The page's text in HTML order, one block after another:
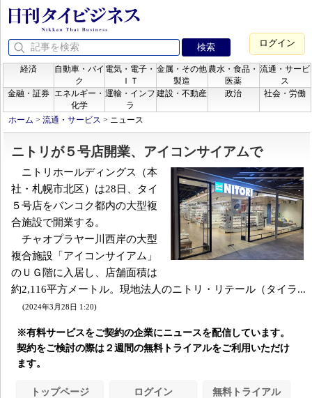
ログイン
経済
自動車・バイ
ク
電気・電子・
ＩＴ
金属・その他
製造
農水・食品・
医薬
流通・サービ
ス
金融・証券
エネルギー・
化学
運輸・インフ
ラ
建設・不動産 政治 社会・労働
ホーム > 流通・サービス > ニュース
ニトリが５号店開業、アイコンサイアムで
ニトリホールディングス（本
社・札幌市北区）は28日、タイ
５号店をバンコク都内の大型複
合施設で開業する。
チャオプラヤー川西岸の大型
複合施設「アイコンサイアム」
のＵＧ階に入居し、店舗面積は
約2,116平方メートル。現地法人のニトリ・リテール（タイラ...
(2024年3月28日 1:20)
※有料サービスをご契約の企業にニュースを配信しています。
契約をご検討の際は２週間の無料トライアルをご利用いただけ
ます。
トップページ ログイン 無料トライアル